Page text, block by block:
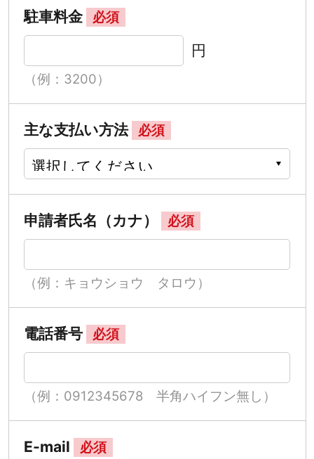
駐車料金 必須
円
（例：3200）
主な支払い方法 必須
申請者氏名（カナ） 必須
（例：キョウショウ タロウ）
電話番号 必須
（例：0912345678 半角ハイフン無し）
E-mail 必須